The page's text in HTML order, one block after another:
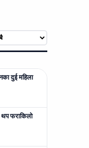
दुई महिला
थप फराकिलो